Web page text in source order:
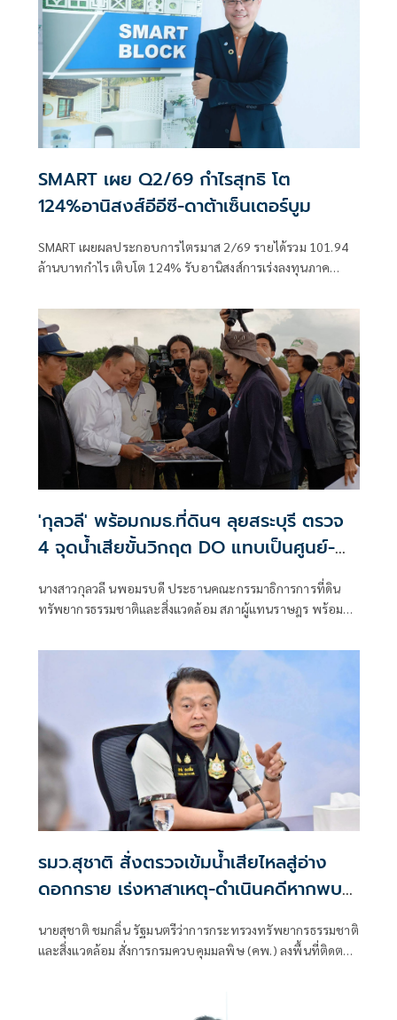
SMART เผย Q2/69 กำไรสุทธิ โต
124%อานิสงส์อีอีซี-ดาต้าเซ็นเตอร์บูม
SMART เผยผลประกอบการไตรมาส 2/69 รายได้รวม 101.94
ล้านบาทกำไร เติบโต 124% รับอานิสงส์การเร่งลงทุนภาค
'กุลวลี' พร้อมกมธ.ที่ดินฯ ลุยสระบุรี ตรวจ
4 จุดน้ำเสียขั้นวิกฤต DO แทบเป็นศูนย์-
ปลาตายเกลื่อน สั่งส่งแล็บหาต้นตอมลพิษ
พร้อมหนุนตั้งหน่วยเคลื่อนที่เร็วลงตรวจ
ทันที ช่วยชาวบ้านเก็บหลักฐาน
นางสาวกุลวลี นพอมรบดี ประธานคณะกรรมาธิการการที่ดิน
ทรัพยากรธรรมชาติและสิ่งแวดล้อม สภาผู้แทนราษฎร พร้อม
ร่วมกับหน่วยงานที่เกี่ยวข้อง 15 หน่วยงาน ในการแก้ไขปัญหา
น้ำเสียสร้างความเดือดร้อนให้แก่ประชาชน
รมว.สุชาติ สั่งตรวจเข้มน้ำเสียไหลสู่อ่าง
ดอกกราย เร่งหาสาเหตุ-ดำเนินคดีหากพบ
นายสุชาติ ชมกลิ่น รัฐมนตรีว่าการกระทรวงทรัพยากรธรรมชาติ
และสิ่งแวดล้อม สั่งการกรมควบคุมมลพิษ (คพ.) ลงพื้นที่ติดตาม
หน่วยงานเร่งควบคุมสถานการณ์ เพื่อหยุดยั้งการแพร่กระจาย